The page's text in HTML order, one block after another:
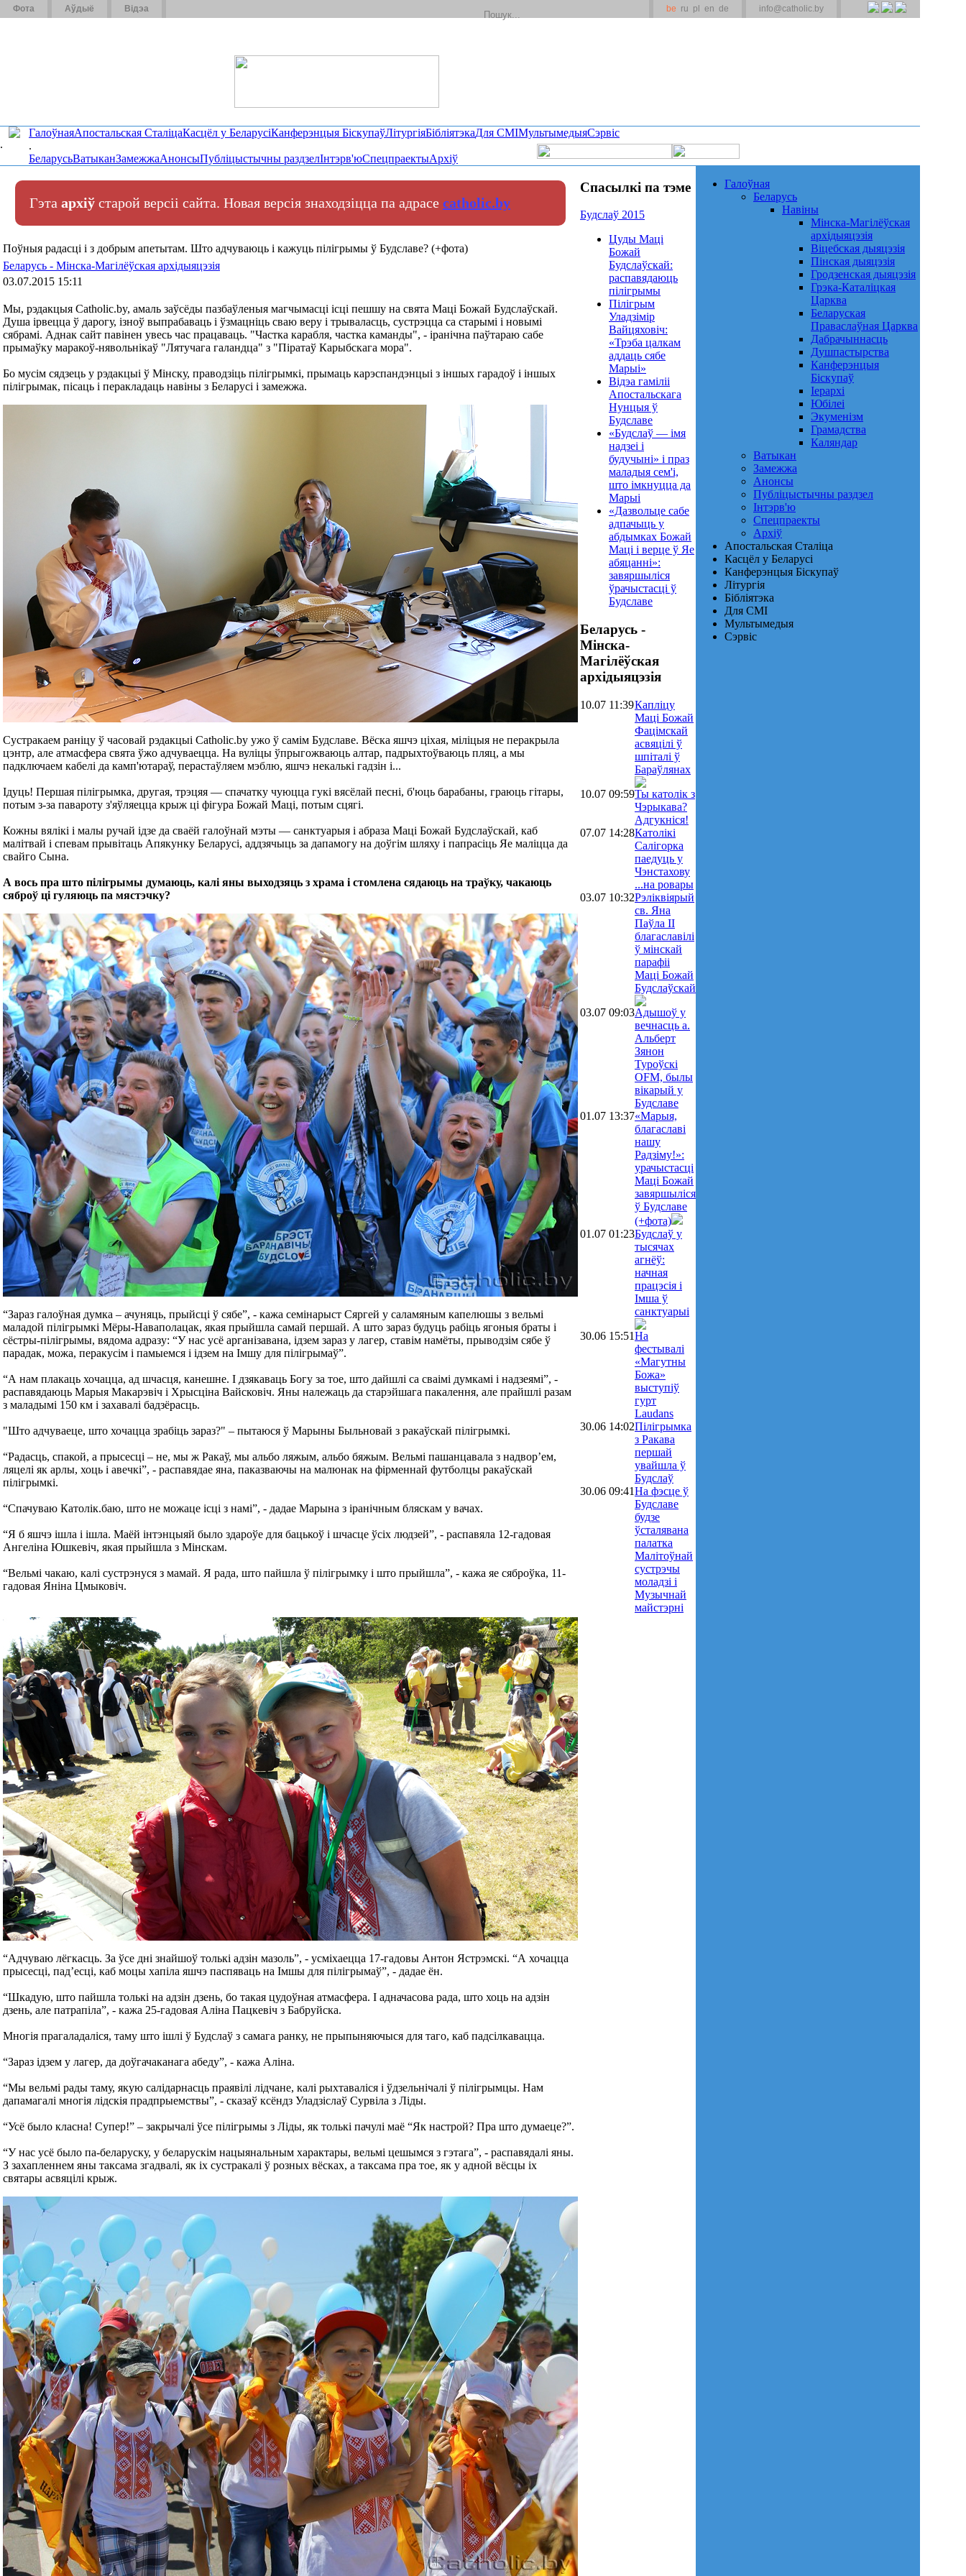
Фота Аўдыё Відэа be ru pl en de info@catholic.by
.
ГалоўнаяАпостальская СталіцаКасцёл у БеларусіКанферэнцыя БіскупаўЛітургіяБібліятэкаДля СМІМультымедыяСэрвіс
.
БеларусьВатыканЗамежжаАнонсыПубліцыстычны раздзелІнтэрв'юСпецпраектыАрхіў
Гэта архіў старой версіі сайта. Новая версія знаходзіцца па адрасе catholic.by
Поўныя радасці і з добрым апетытам. Што адчуваюць і кажуць пілігрымы ў Будславе? (+фота)
Беларусь - Мінска-Магілёўская архідыяцэзія
03.07.2015 15:11
Мы, рэдакцыя Catholic.by, амаль заўсёды пазбаўленыя магчымасці ісці пешшу на свята Маці Божай Будслаўскай.
Душа ірвецца ў дарогу, ізноў выпрабаваць і ўзмацніць сваю веру і трываласць, сустрэцца са старымі і новымі
сябрамі. Аднак сайт павінен увесь час працаваць. "Частка карабля, частка каманды", - іранічна паўтараю сабе
прымаўку маракоў-нявольнікаў "Лятучага галандца" з "Піратаў Карыбскага мора".
Бо мусім сядзець у рэдакцыі ў Мінску, праводзіць пілігрымкі, прымаць карэспандэнцыі з іншых гарадоў і іншых
пілігрымак, пісаць і перакладаць навіны з Беларусі і замежжа.
Сустракаем раніцу ў часовай рэдакцыі Catholic.by ужо ў самім Будславе. Вёска яшчэ ціхая, міліцыя не перакрыла
цэнтр, але атмасфера свята ўжо адчуваецца. На вуліцы ўпрыгожваюць алтар, падрыхтоўваюць пляц, а мы
падключаем кабелі да камп'ютараў, перастаўляем мэблю, яшчэ некалькі гадзін і...
Ідуць! Першая пілігрымка, другая, трэцяя — спачатку чуюцца гукі вясёлай песні, б'юць барабаны, граюць гітары,
потым з-за павароту з'яўляецца крыж ці фігура Божай Маці, потым сцягі.
Кожны вялікі і малы ручай ідзе да сваёй галоўнай мэты — санктуарыя і абраза Маці Божай Будслаўскай, каб
малітвай і спевам прывітаць Апякунку Беларусі, аддзячыць за дапамогу на доўгім шляху і папрасіць Яе маліцца да
свайго Сына.
А вось пра што пілігрымы думаюць, калі яны выходзяць з храма і стомлена сядаюць на траўку, чакаюць
сяброў ці гуляюць па мястэчку?
“Зараз галоўная думка – ачуняць, прыйсці ў сябе”, - кажа семінарыст Сяргей у саламяным капелюшы з вельмі
маладой пілігрымкі Мёры-Наваполацак, якая прыйшла самай першай. А што зараз будуць рабіць ягоныя браты і
сёстры-пілігрымы, вядома адразу: “У нас усё арганізавана, ідзем зараз у лагер, ставім намёты, прыводзім сябе ў
парадак, можа, перакусім і памыемся і ідзем на Імшу для пілігрымаў”.
“А нам плакаць хочацца, ад шчасця, канешне. І дзякаваць Богу за тое, што дайшлі са сваімі думкамі і надзеямі”, -
распавядаюць Марыя Макарэвіч і Хрысціна Вайсковіч. Яны належаць да старэйшага пакалення, але прайшлі разам
з маладымі 150 км і захавалі бадзёрасць.
"Што адчуваеце, што хочацца зрабіць зараз?" – пытаюся ў Марыны Быльновай з ракаўскай пілігрымкі.
“Радасць, спакой, а прысесці – не, мы ж Ракаў, мы альбо ляжым, альбо бяжым. Вельмі пашанцавала з надвор’ем,
ляцелі як арлы, хоць і авечкі”, - распавядае яна, паказваючы на малюнак на фірменнай футболцы ракаўскай
пілігрымкі.
“Спачуваю Католік.баю, што не можаце ісці з намі”, - дадае Марына з іранічным бляскам у вачах.
“Я б яшчэ ішла і ішла. Маёй інтэнцыяй было здароўе для бацькоў і шчасце ўсіх людзей”, - распавяла 12-гадовая
Ангеліна Юшкевіч, якая прыйшла з Мінскам.
“Вельмі чакаю, калі сустрэнуся з мамай. Я рада, што пайшла ў пілігрымку і што прыйшла”, - кажа яе сяброўка, 11-
гадовая Яніна Цмыковіч.
“Адчуваю лёгкасць. За ўсе дні знайшоў толькі адзін мазоль”, - усміхаецца 17-гадовы Антон Ястрэмскі. “А хочацца
прысесці, пад’есці, каб моцы хапіла яшчэ паспяваць на Імшы для пілігрымаў”, - дадае ён.
“Шкадую, што пайшла толькі на адзін дзень, бо такая цудоўная атмасфера. І адначасова рада, што хоць на адзін
дзень, але патрапіла”, - кажа 25-гадовая Аліна Пацкевіч з Бабруйска.
Многія прагаладаліся, таму што ішлі ў Будслаў з самага ранку, не прыпыняючыся для таго, каб падсілкавацца.
“Зараз ідзем у лагер, да доўгачаканага абеду”, - кажа Аліна.
“Мы вельмі рады таму, якую салідарнасць праявілі лідчане, калі рыхтаваліся і ўдзельнічалі ў пілігрымцы. Нам
дапамагалі многія лідскія прадпрыемствы”, - сказаў ксёндз Уладзіслаў Сурвіла з Ліды.
“Усё было класна! Супер!” – закрычалі ўсе пілігрымы з Ліды, як толькі пачулі маё “Як настрой? Пра што думаеце?”.
“У нас усё было па-беларуску, у беларускім нацыянальным характары, вельмі цешымся з гэтага”, - распавядалі яны.
З захапленнем яны таксама згадвалі, як іх сустракалі ў розных вёсках, а таксама пра тое, як у адной вёсцы іх
святары асвяцілі крыж.
Спасылкі па тэме
Будслаў 2015
Цуды Маці
Божай
Будслаўскай:
распавядаюць
пілігрымы
Пілігрым
Уладзімір
Вайцяховіч:
«Трэба цалкам
аддаць сябе
Марыі»
Відэа гаміліі
Апостальскага
Нунцыя ў
Будславе
«Будслаў — імя
надзеі і
будучыні» і праз
маладыя сем'і,
што імкнуцца да
Марыі
«Дазвольце сабе
адпачыць у
абдымках Божай
Маці і верце ў Яе
абяцанні»:
завяршыліся
ўрачыстасці ў
Будславе
Беларусь -
Мінска-
Магілёўская
архідыяцэзія
10.07 11:39Капліцу
Маці Божай
Фацімскай
асвяцілі ў
шпіталі ў
Бараўлянах
10.07 09:59Ты католік з
Чэрыкава?
Адгукніся!
07.07 14:28Католікі
Салігорка
паедуць у
Чэнстахову
...на ровары
03.07 10:32Рэліквіярый
св. Яна
Паўла ІІ
благаславілі
ў мінскай
парафіі
Маці Божай
Будслаўскай
03.07 09:03Адышоў у
вечнасць а.
Альберт
Зянон
Туроўскі
OFM, былы
вікарый у
Будславе
01.07 13:37«Марыя,
благаславі
нашу
Радзіму!»:
урачыстасці
Маці Божай
завяршыліся
ў Будславе
(+фота)
01.07 01:23Будслаў у
тысячах
агнёў:
начная
працэсія і
Імша ў
санктуарыі
30.06 15:51На
фестывалі
«Магутны
Божа»
выступіў
гурт
Laudans
30.06 14:02Пілігрымка
з Ракава
першай
увайшла ў
Будслаў
30.06 09:41На фэсце ў
Будславе
будзе
ўсталявана
палатка
Малітоўнай
сустрэчы
моладзі і
Музычнай
майстэрні
Галоўная
Беларусь
Навіны
Мінска-Магілёўская
архідыяцэзія
Віцебская дыяцэзія
Пінская дыяцэзія
Гродзенская дыяцэзія
Грэка-Каталіцкая
Царква
Беларуская
Праваслаўная Царква
Дабрачыннасць
Душпастырства
Канферэнцыя
Біскупаў
Іерархі
Юбілеі
Экуменізм
Грамадства
Каляндар
Ватыкан
Замежжа
Анонсы
Публіцыстычны раздзел
Інтэрв'ю
Спецпраекты
Архіў
Апостальская Сталіца
Касцёл у Беларусі
Канферэнцыя Біскупаў
Літургія
Бібліятэка
Для СМІ
Мультымедыя
Сэрвіс